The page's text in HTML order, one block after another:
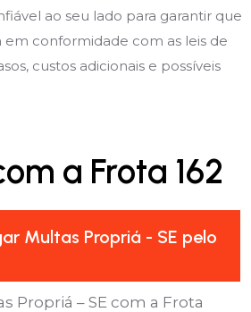
ao seu lado para garantir que
conformidade com as leis de
custos adicionais e possíveis
a Frota 162
Multas Propriá - SE pelo
Propriá – SE com a Frota